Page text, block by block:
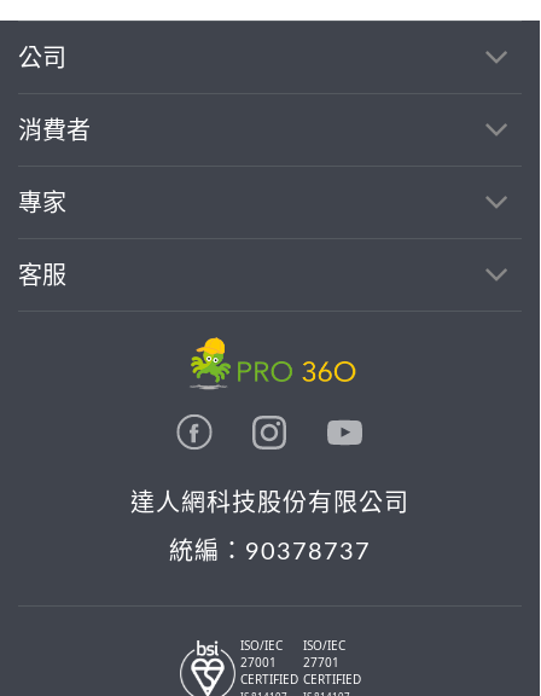
公司
消費者
專家
客服
達人網科技股份有限公司
統編：90378737
ISO/IEC
27001
CERTIFIED
ISO/IEC
27701
CERTIFIED
繼續完成